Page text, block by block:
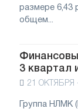
размере 6,43
общем...
3 квартал
21 ОКТЯБРЯ
Группа НЛМК